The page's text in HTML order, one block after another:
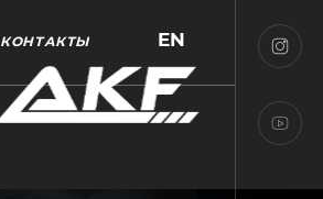
КОНТАКТЫ EN